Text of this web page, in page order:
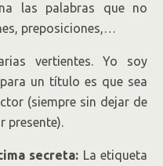
las palabras que no
preposiciones,…
vertientes. Yo soy
un título es que sea
(siempre sin dejar de
presente).
secreta: La etiqueta